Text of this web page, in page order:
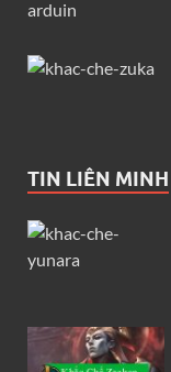
TIN LIÊN MINH